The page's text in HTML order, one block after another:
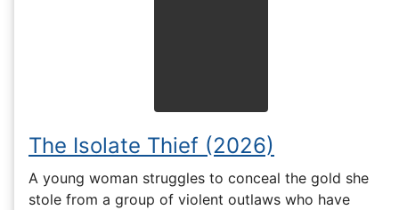
The Isolate Thief (2026)
A young woman struggles to conceal the gold she
stole from a group of violent outlaws who have